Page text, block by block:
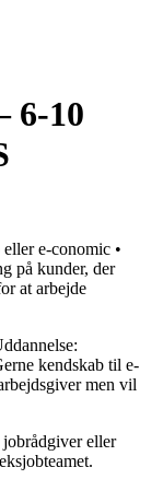
6-10
e-conomic •
på kunder, der
at arbejde
kendskab til e-
men vil
eller